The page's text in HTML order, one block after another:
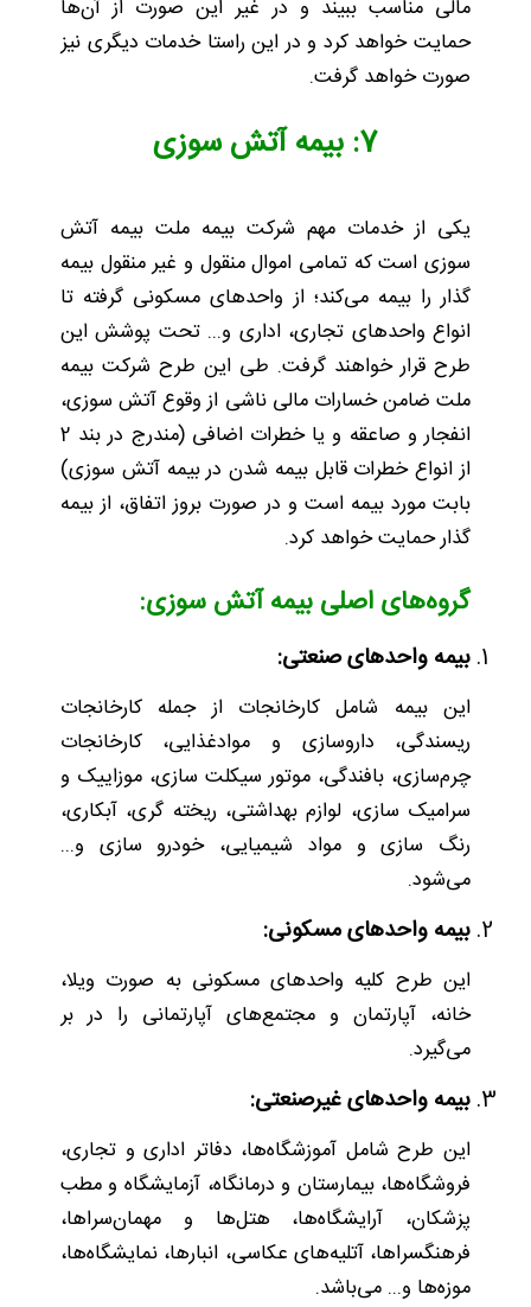
مالی مناسب ببیند و در غیر این صورت از آن‌ها
حمایت خواهد کرد و در این راستا خدمات دیگری نیز
صورت خواهد گرفت.
7: بیمه آتش سوزی
یکی از خدمات مهم شرکت بیمه ملت بیمه آتش
سوزی است که تمامی اموال منقول و غیر منقول بیمه
گذار را بیمه می‌کند؛ از واحدهای مسکونی گرفته تا
انواع واحدهای تجاری، اداری و... تحت پوشش این
طرح قرار خواهند گرفت. طی این طرح شرکت بیمه
ملت ضامن خسارات مالی ناشی از وقوع آتش سوزی،
انفجار و صاعقه و یا خطرات اضافی (مندرج در بند 2
از انواع خطرات قابل بیمه شدن در بیمه آتش سوزی)
بابت مورد بیمه است و در صورت بروز اتفاق، از بیمه
گذار حمایت خواهد کرد.
گروه‌های اصلی بیمه آتش سوزی:
بیمه واحدهای صنعتی:
این بیمه شامل کارخانجات از جمله کارخانجات
ریسندگی، داروسازی و موادغذایی، کارخانجات
چرم‌سازی، بافندگی، موتور سیکلت سازی، موزاییک و
سرامیک سازی، لوازم بهداشتی، ریخته گری، آبکاری،
رنگ سازی و مواد شیمیایی، خودرو سازی و...
می‌شود.
بیمه واحدهای مسکونی:
این طرح کلیه واحدهای مسکونی به صورت ویلا،
خانه، آپارتمان و مجتمع‌های آپارتمانی را در بر
می‌گیرد.
بیمه واحدهای غیرصنعتی:
این طرح شامل آموزشگاه‌ها، دفاتر اداری و تجاری،
فروشگاه‌ها، بیمارستان و درمانگاه، آزمایشگاه و مطب
پزشکان، آرایشگاه‌ها، هتل‌ها و مهمان‌سراها،
فرهنگسراها، آتلیه‌های عکاسی، انبارها، نمایشگاه‌ها،
موزه‌ها و... می‌باشد.